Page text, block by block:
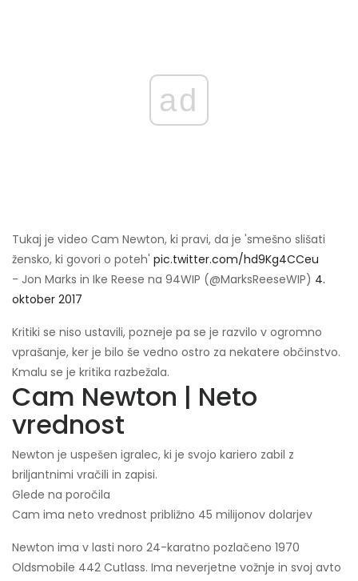
ad
Tukaj je video Cam Newton, ki pravi, da je 'smešno slišati
žensko, ki govori o poteh' pic.twitter.com/hd9Kg4CCeu
- Jon Marks in Ike Reese na 94WIP (@MarksReeseWIP) 4.
oktober 2017
Kritiki se niso ustavili, pozneje pa se je razvilo v ogromno
vprašanje, ker je bilo še vedno ostro za nekatere občinstvo.
Kmalu se je kritika razbežala.
Cam Newton | Neto
vrednost
Newton je uspešen igralec, ki je svojo kariero zabil z
briljantnimi vračili in zapisi.
Glede na poročila
Cam ima neto vrednost približno 45 milijonov dolarjev
Newton ima v lasti noro 24-karatno pozlačeno 1970
Oldsmobile 442 Cutlass. Ima neverjetne vožnje in svoj avto